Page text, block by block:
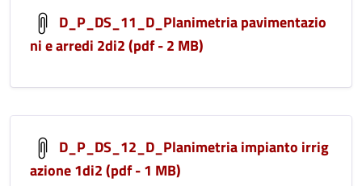
D_P_DS_11_D_Planimetria pavimentazio
ni e arredi 2di2 (pdf - 2 MB)
D_P_DS_12_D_Planimetria impianto irrig
azione 1di2 (pdf - 1 MB)